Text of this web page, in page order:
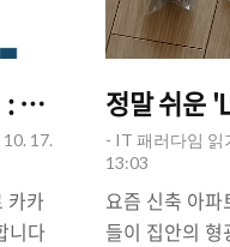
구글 캘린더 연동.
17.
카카
니다
정말 쉬운
- IT 패러다임 읽
13:03
요즘 신축 아
들이 집안의